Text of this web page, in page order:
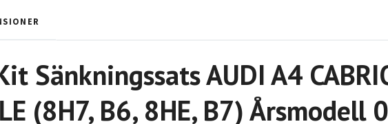
Sänkningssats AUDI A4
(8H7, B6, 8HE, B7) Årsmodell